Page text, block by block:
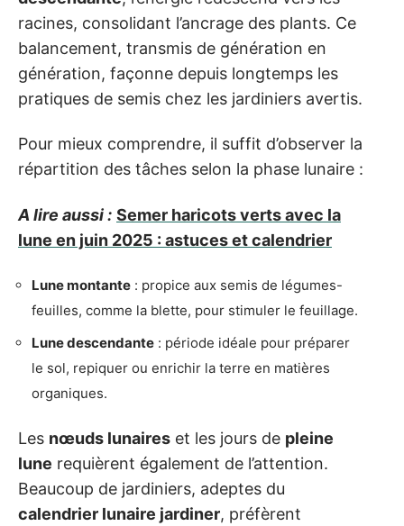
racines, consolidant l’ancrage des plants. Ce
balancement, transmis de génération en
génération, façonne depuis longtemps les
pratiques de semis chez les jardiniers avertis.
Pour mieux comprendre, il suffit d’observer la
répartition des tâches selon la phase lunaire :
A lire aussi : Semer haricots verts avec la
lune en juin 2025 : astuces et calendrier
Lune montante : propice aux semis de légumes-
feuilles, comme la blette, pour stimuler le feuillage.
Lune descendante : période idéale pour préparer
le sol, repiquer ou enrichir la terre en matières
organiques.
Les nœuds lunaires et les jours de pleine
lune requièrent également de l’attention.
Beaucoup de jardiniers, adeptes du
calendrier lunaire jardiner, préfèrent